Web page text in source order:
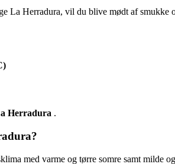
La Herradura, vil du blive mødt af
Herradura .
med varme og tørre somre samt milde